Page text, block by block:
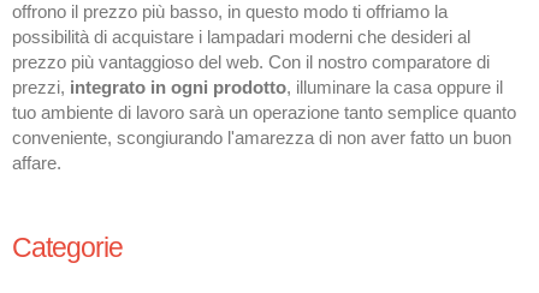
offrono il prezzo più basso, in questo modo ti offriamo la
possibilità di acquistare i lampadari moderni che desideri al
prezzo più vantaggioso del web. Con il nostro comparatore di
prezzi, integrato in ogni prodotto, illuminare la casa oppure il
tuo ambiente di lavoro sarà un operazione tanto semplice quanto
conveniente, scongiurando l'amarezza di non aver fatto un buon
affare.
Categorie